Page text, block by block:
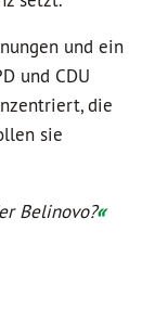
und ein
und CDU
die
sie
Belinovo?«